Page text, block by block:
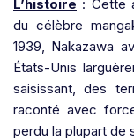
L’histoire : Cette
du célèbre
1939, Nakazawa
États-Unis
saisissant, des
raconté avec
perdu la plupart de